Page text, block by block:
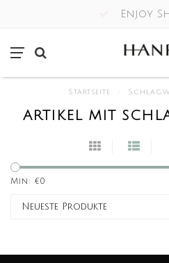
Enjoy
Startseite
ARTIKEL MIT
Min: €0